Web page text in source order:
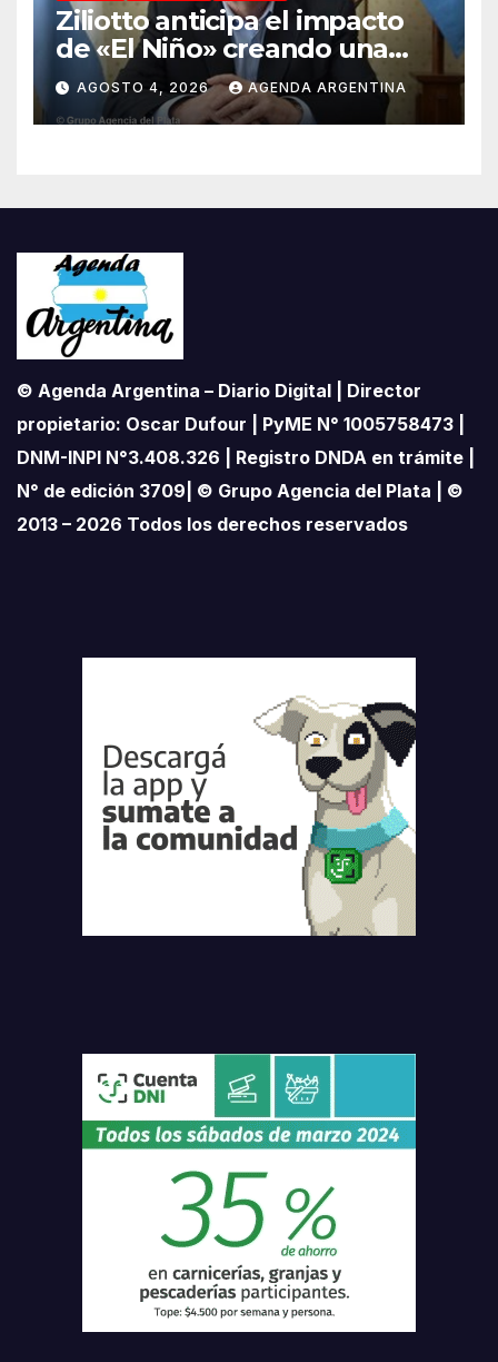
Ziliotto anticipa el impacto
de «El Niño» creando una
«Unidad de Gestión» para
proteger el territorio
pampeano
AGOSTO 4, 2026 AGENDA ARGENTINA
© Agenda Argentina – Diario Digital | Director
propietario: Oscar Dufour | PyME N° 1005758473 |
DNM-INPI N°3.408.326 | Registro DNDA en trámite |
N° de edición 3709| © Grupo Agencia del Plata | ©
2013 – 2026 Todos los derechos reservados